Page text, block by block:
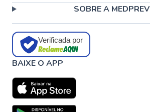
SOBRE A MEDPREV
Verificada por
BAIXE O APP